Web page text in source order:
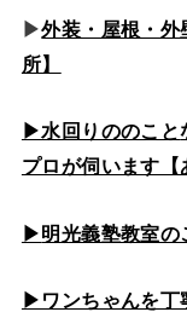
▶外装・屋根・外
所】
▶水回りののこと
プロが伺います【
▶明光義塾教室の
▶ワンちゃんを丁